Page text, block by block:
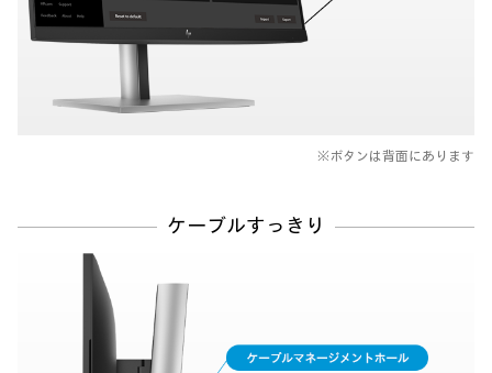
※ボタンは背面にあります
ケーブルすっきり